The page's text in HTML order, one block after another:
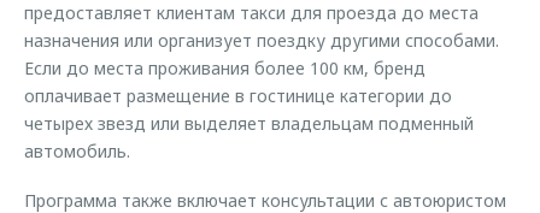
предоставляет клиентам такси для проезда до места
назначения или организует поездку другими способами.
Если до места проживания более 100 км, бренд
оплачивает размещение в гостинице категории до
четырех звезд или выделяет владельцам подменный
автомобиль.
Программа также включает консультации с автоюристом